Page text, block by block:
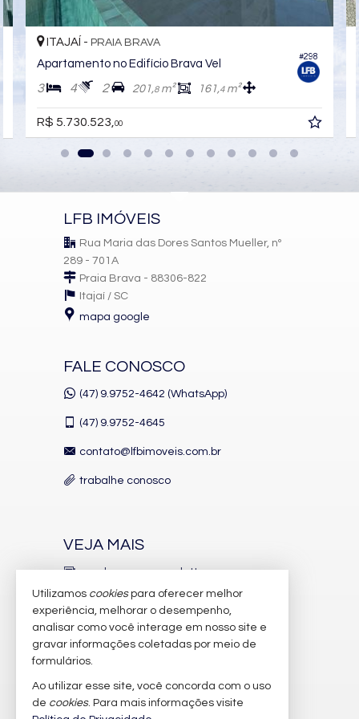
#298
ITAJAÍ - PRAIA BRAVA
Apartamento no Edifício Brava Vel
3 4 2 201,8m² 161,4m²
R$ 5.730.523, 00
LFB IMÓVEIS
Rua Maria das Dores Santos Mueller, nº
289 - 701A
Praia Brava - 88306-822
Itajaí / SC
mapa google
FALE CONOSCO
(47) 9.9752-4642 (WhatsApp)
(47) 9.9752-4645
contato@lfbimoveis.com.br
trabalhe conosco
VEJA MAIS
receba nosso newsletter
indicadores financeiros
cadastre seu imóvel
imóveis favoritos
mapa de imóveis
Utilizamos cookiespara oferecer melhor
experiência, melhorar o desempenho,
analisar como você interage em nosso site e
gravar informações coletadas por meio de
formulários.
Ao utilizar esse site, você concorda com o uso
de cookies. Para mais informações visite